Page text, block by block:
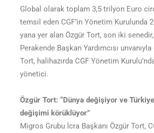
Global olarak toplam 3,5 trilyon Euro
temsil eden CGF’in Yönetim Kurulunda
yana yer alan Özgür Tort, son iki senedir,
Perakende Başkan Yardımcısı
Tort, halihazırda CGF Yönetim
yönetici.
Özgür Tort: “Dünya değişiyor ve
değişimi körüklüyor”
Migros Grubu İcra Başkanı Özgür Tort,